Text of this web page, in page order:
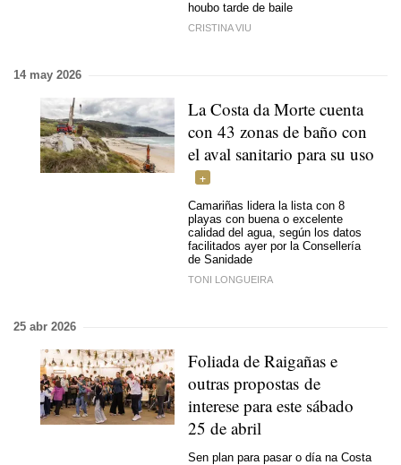
houbo tarde de baile
CRISTINA VIU
14 may 2026
La Costa da Morte cuenta
con 43 zonas de baño con
el aval sanitario para su uso
Camariñas lidera la lista con 8
playas con buena o excelente
calidad del agua, según los datos
facilitados ayer por la Consellería
de Sanidade
TONI LONGUEIRA
25 abr 2026
Foliada de Raigañas e
outras propostas de
interese para este sábado
25 de abril
Sen plan para pasar o día na Costa